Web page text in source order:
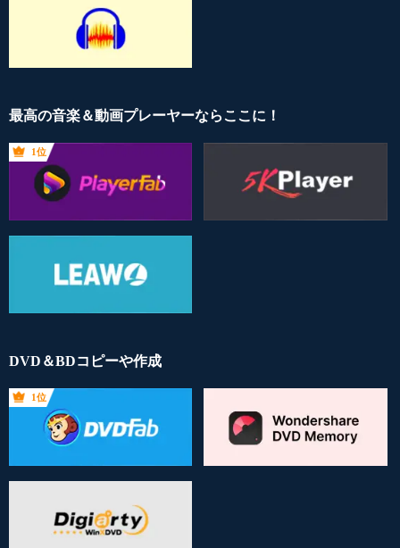
最高の音楽＆動画プレーヤーならここに！
1位
DVD＆BDコピーや作成
1位